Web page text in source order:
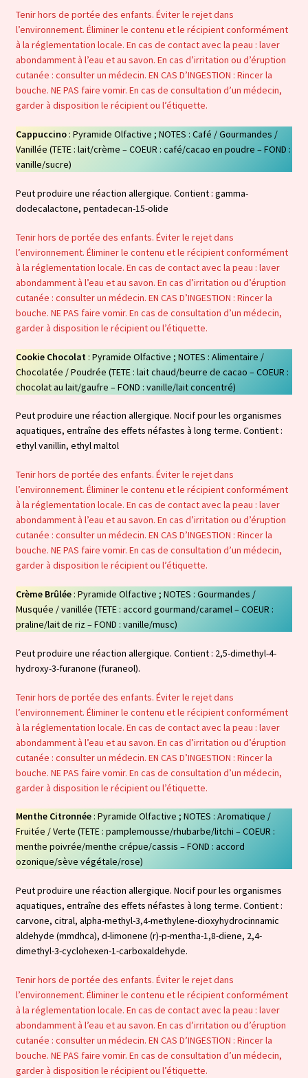
Tenir hors de portée des enfants. Éviter le rejet dans
l’environnement. Éliminer le contenu et le récipient conformément
à la réglementation locale. En cas de contact avec la peau : laver
abondamment à l’eau et au savon. En cas d’irritation ou d’éruption
cutanée : consulter un médecin. EN CAS D’INGESTION : Rincer la
bouche. NE PAS faire vomir. En cas de consultation d’un médecin,
garder à disposition le récipient ou l’étiquette.
Cappuccino: Pyramide Olfactive ; NOTES : Café / Gourmandes /
Vanillée (TETE : lait/crème – COEUR : café/cacao en poudre – FOND :
vanille/sucre)
Peut produire une réaction allergique. Contient : gamma-
dodecalactone, pentadecan-15-olide
Tenir hors de portée des enfants. Éviter le rejet dans
l’environnement. Éliminer le contenu et le récipient conformément
à la réglementation locale. En cas de contact avec la peau : laver
abondamment à l’eau et au savon. En cas d’irritation ou d’éruption
cutanée : consulter un médecin. EN CAS D’INGESTION : Rincer la
bouche. NE PAS faire vomir. En cas de consultation d’un médecin,
garder à disposition le récipient ou l’étiquette.
Cookie Chocolat : Pyramide Olfactive ; NOTES : Alimentaire /
Chocolatée / Poudrée (TETE : lait chaud/beurre de cacao – COEUR :
chocolat au lait/gaufre – FOND : vanille/lait concentré)
Peut produire une réaction allergique. Nocif pour les organismes
aquatiques, entraîne des effets néfastes à long terme. Contient :
ethyl vanillin, ethyl maltol
Tenir hors de portée des enfants. Éviter le rejet dans
l’environnement. Éliminer le contenu et le récipient conformément
à la réglementation locale. En cas de contact avec la peau : laver
abondamment à l’eau et au savon. En cas d’irritation ou d’éruption
cutanée : consulter un médecin. EN CAS D’INGESTION : Rincer la
bouche. NE PAS faire vomir. En cas de consultation d’un médecin,
garder à disposition le récipient ou l’étiquette.
Crème Brûlée: Pyramide Olfactive ; NOTES : Gourmandes /
Musquée / vanillée (TETE : accord gourmand/caramel – COEUR :
praline/lait de riz – FOND : vanille/musc)
Peut produire une réaction allergique. Contient : 2,5-dimethyl-4-
hydroxy-3-furanone (furaneol).
Tenir hors de portée des enfants. Éviter le rejet dans
l’environnement. Éliminer le contenu et le récipient conformément
à la réglementation locale. En cas de contact avec la peau : laver
abondamment à l’eau et au savon. En cas d’irritation ou d’éruption
cutanée : consulter un médecin. EN CAS D’INGESTION : Rincer la
bouche. NE PAS faire vomir. En cas de consultation d’un médecin,
garder à disposition le récipient ou l’étiquette.
Menthe Citronnée: Pyramide Olfactive ; NOTES : Aromatique /
Fruitée / Verte (TETE : pamplemousse/rhubarbe/litchi – COEUR :
menthe poivrée/menthe crépue/cassis – FOND : accord
ozonique/sève végétale/rose)
Peut produire une réaction allergique. Nocif pour les organismes
aquatiques, entraîne des effets néfastes à long terme. Contient :
carvone, citral, alpha-methyl-3,4-methylene-dioxyhydrocinnamic
aldehyde (mmdhca), d-limonene (r)-p-mentha-1,8-diene, 2,4-
dimethyl-3-cyclohexen-1-carboxaldehyde.
Tenir hors de portée des enfants. Éviter le rejet dans
l’environnement. Éliminer le contenu et le récipient conformément
à la réglementation locale. En cas de contact avec la peau : laver
abondamment à l’eau et au savon. En cas d’irritation ou d’éruption
cutanée : consulter un médecin. EN CAS D’INGESTION : Rincer la
bouche. NE PAS faire vomir. En cas de consultation d’un médecin,
garder à disposition le récipient ou l’étiquette.